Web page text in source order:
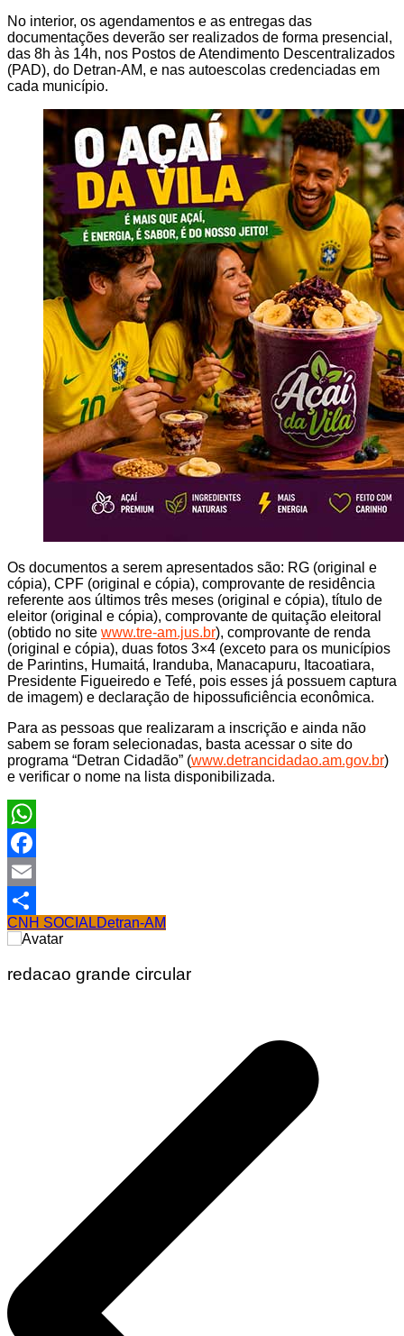
No interior, os agendamentos e as entregas das
documentações deverão ser realizados de forma presencial,
das 8h às 14h, nos Postos de Atendimento Descentralizados
(PAD), do Detran-AM, e nas autoescolas credenciadas em
cada município.
Os documentos a serem apresentados são: RG (original e
cópia), CPF (original e cópia), comprovante de residência
referente aos últimos três meses (original e cópia), título de
eleitor (original e cópia), comprovante de quitação eleitoral
(obtido no site www.tre-am.jus.br), comprovante de renda
(original e cópia), duas fotos 3×4 (exceto para os municípios
de Parintins, Humaitá, Iranduba, Manacapuru, Itacoatiara,
Presidente Figueiredo e Tefé, pois esses já possuem captura
de imagem) e declaração de hipossuficiência econômica.
Para as pessoas que realizaram a inscrição e ainda não
sabem se foram selecionadas, basta acessar o site do
programa “Detran Cidadão” (www.detrancidadao.am.gov.br)
e verificar o nome na lista disponibilizada.
WhatsApp
Facebook
Email
Share
CNH SOCIALDetran-AM
redacao grande circular